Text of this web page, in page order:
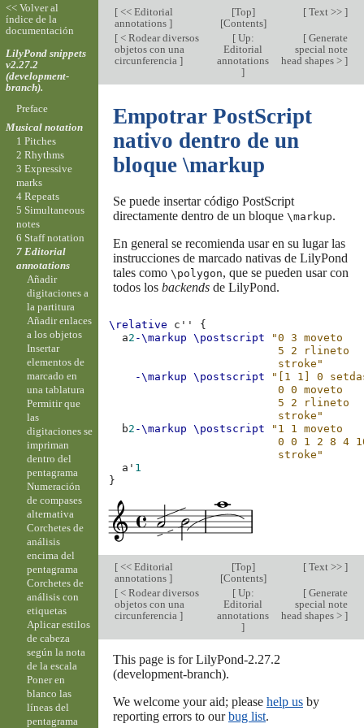
[<< Editorial
annotations ]
[Top]
[Contents]
[Text >> ]
[< Rodear diversos
objetos con una
circunferencia ]
[Up:
Editorial
annotations
]
[Generate
special note
head shapes > ]
Empotrar PostScript
nativo dentro de un
bloque \markup
Se puede insertar código PostScript
directamente dentro de un bloque \markup.
En general se recomienda usar en su lugar las
instrucciones de marcado nativas de LilyPond
tales como \polygon, que se pueden usar con
todos los backendsde LilyPond.
\relative c''
{
a2 -\markup \postscript
"0 3 moveto
                          5 2 rlineto
                          stroke"
-\markup
\postscript
"[1 1] 0
                          0 0 moveto
                          5 2 rlineto
                          stroke"
b2 -\markup \postscript
"1 1 moveto
0 0 1 2 8 4
                          stroke"
a' 1
}
[<< Editorial
annotations ]
[Top]
[Contents]
[Text >> ]
[< Rodear diversos
objetos con una
circunferencia ]
[Up:
Editorial
annotations
]
[Generate
special note
head shapes > ]
This page is for LilyPond-2.27.2
(development-branch).
We welcome your aid; please help usby
reporting errors to ourbug list.
<< Volver al
índice de la
documentación
LilyPond snippets
v2.27.2
(development-
branch).
Preface
Musical notation
1 Pitches
2 Rhythms
3 Expressive
marks
4 Repeats
5 Simultaneous
notes
6 Staff notation
7 Editorial
annotations
Añadir
digitaciones a
la partitura
Añadir enlaces
a los objetos
Insertar
elementos de
marcado en
una tablatura
Permitir que
las
digitaciones se
impriman
dentro del
pentagrama
Numeración
de compases
alternativa
Corchetes de
análisis
encima del
pentagrama
Corchetes de
análisis con
etiquetas
Aplicar estilos
de cabeza
según la nota
de la escala
Poner en
blanco las
líneas del
pentagrama